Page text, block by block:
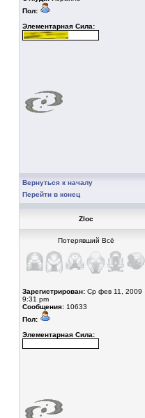
Пол:
Элементарная Сила:
Вернуться к началу
Перейти в конец
Zloc
Потерявший Всё
Зарегистрирован: Ср фев 11, 2009
9:31 pm
Сообщения: 10633
Пол:
Элементарная Сила: